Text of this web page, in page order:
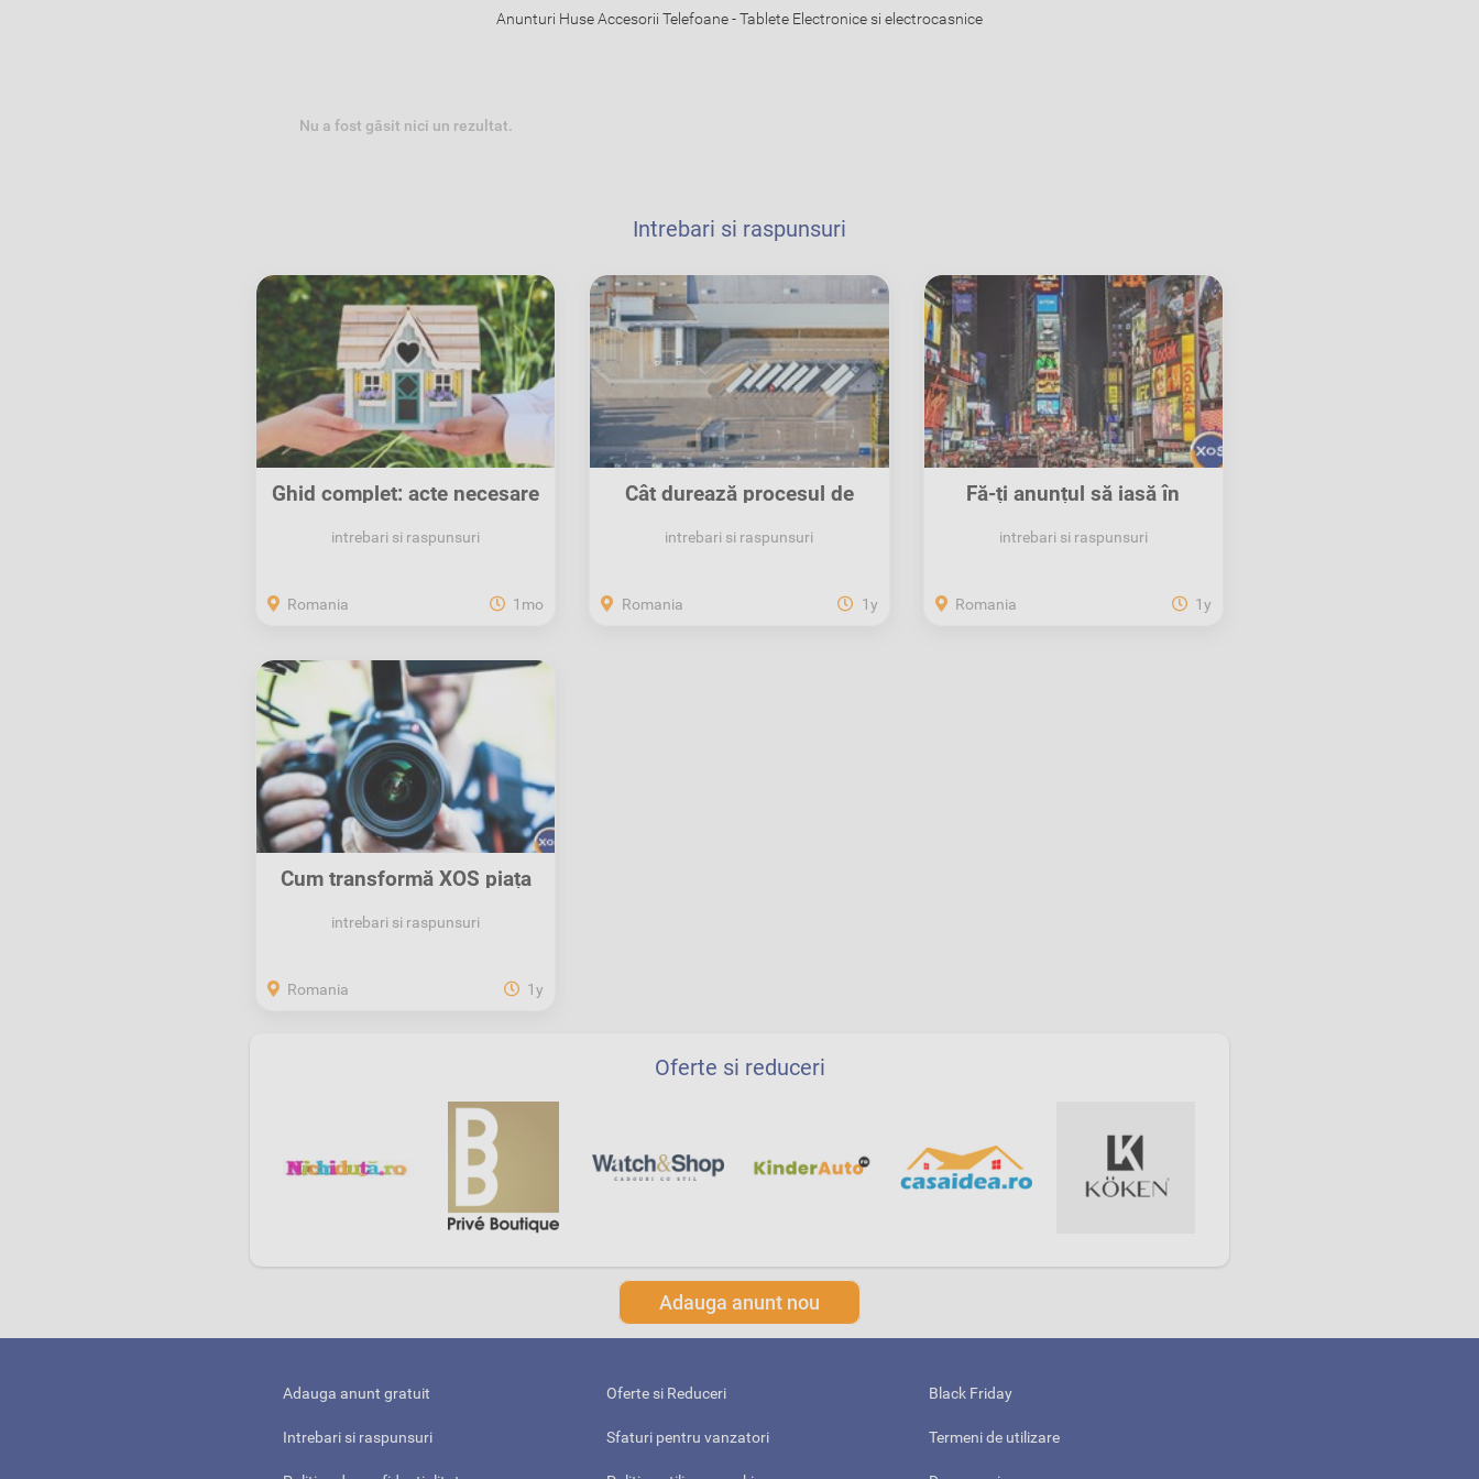
Anunturi Huse Accesorii Telefoane - Tablete Electronice si electrocasnice
Nu a fost găsit nici un rezultat.
Intrebari si raspunsuri
Ghid complet: acte necesare
intrebari si raspunsuri
Romania 1mo
Cât durează procesul de
intrebari si raspunsuri
Romania 1y
Fă-ți anunțul să iasă în
intrebari si raspunsuri
Romania 1y
Cum transformă XOS piața
intrebari si raspunsuri
Romania 1y
Oferte si reduceri
Adauga anunt nou
Adauga anunt gratuit Oferte si Reduceri Black Friday
Intrebari si raspunsuri Sfaturi pentru vanzatori Termeni de utilizare